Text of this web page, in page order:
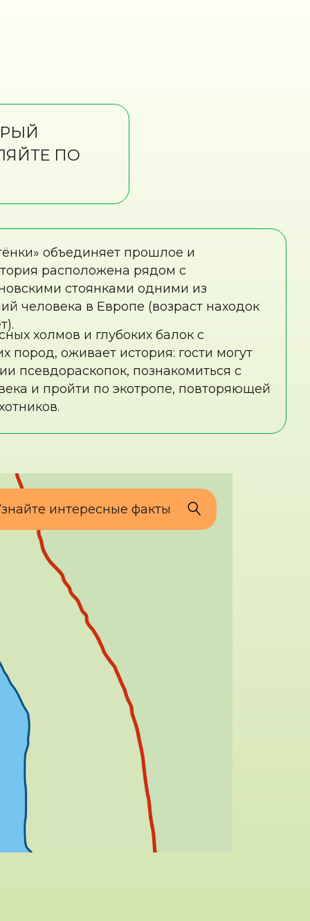
и глубоких балок с
история: гости могут
познакомиться с
по экотропе, повторяющей
прошлое и
рядом с
одними из
Европе (возраст находок
факты